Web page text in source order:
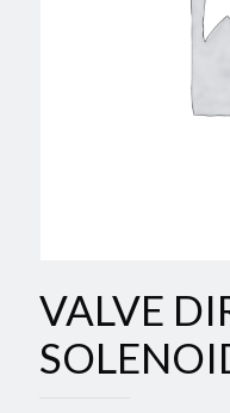
VALVE